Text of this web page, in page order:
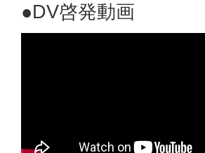
●DV啓発動画